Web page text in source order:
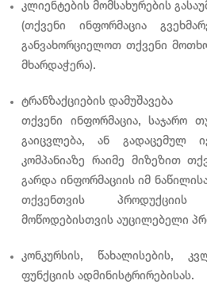
კლიენტების მომსახურების
(თქვენი ინფორმაცია
განვახორციელოთ თქვენი
მხარდაჭერა).
ტრანზაქციების დამუშავება
თქვენი ინფორმაცია, საჯარო
გაიცვლება, ან გადაცემულ
კომპანიაზე რაიმე მიზეზით
გარდა ინფორმაციის იმ
თქვენთვის
მოწოდებისთვის აუცილებელი
კონკურსის, წახალისების,
ფუნქციის ადმინისტრირებისას.